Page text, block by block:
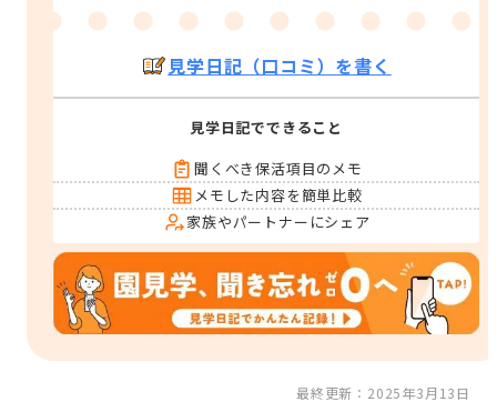
見学日記（口コミ）を書く
見学日記でできること
聞くべき保活項目のメモ
メモした内容を簡単比較
家族やパートナーにシェア
最終更新：2025年3月13日